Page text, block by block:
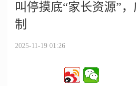
叫停摸底“家长资源”
制
2025-11-19 01:26